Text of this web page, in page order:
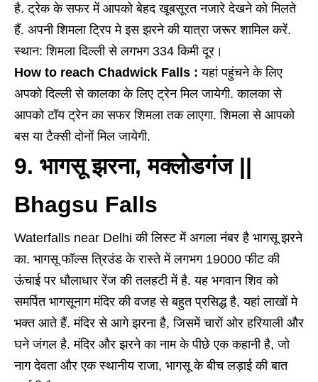
है. ट्रेक के सफर में आपको बेहद खूबसूरत नजारे देखने को मिलते
हैं. अपनी शिमला ट्रिप मे इस झरने की यात्रा जरूर शामिल करें.
स्थान: शिमला दिल्ली से लगभग 334 किमी दूर।
How to reach Chadwick Falls : यहां पहुंचने के लिए
अपको दिल्ली से कालका के लिए ट्रेन मिल जायेगी. कालका से
आपको टॉय ट्रेन का सफर शिमला तक लाएगा. शिमला से आपको
बस या टैक्सी दोनों मिल जायेगी.
9. भागसू झरना, मक्लोडगंज ||
Bhagsu Falls
Waterfalls near Delhi की लिस्ट में अगला नंबर है भागसू झरने
का. भागसू फॉल्स त्रिउंड के रास्ते में लगभग 19000 फीट की
ऊंचाई पर धौलाधार रेंज की तलहटी में है. यह भगवान शिव को
समर्पित भागसूनाग मंदिर की वजह से बहुत प्रसिद्ध है, यहां लाखों मे
भक्त आते हैं. मंदिर से आगे झरना है, जिसमें चारों ओर हरियाली और
घने जंगल है. मंदिर और झरने का नाम के पीछे एक कहानी है, जो
नाग देवता और एक स्थानीय राजा, भागसू के बीच लड़ाई की बात